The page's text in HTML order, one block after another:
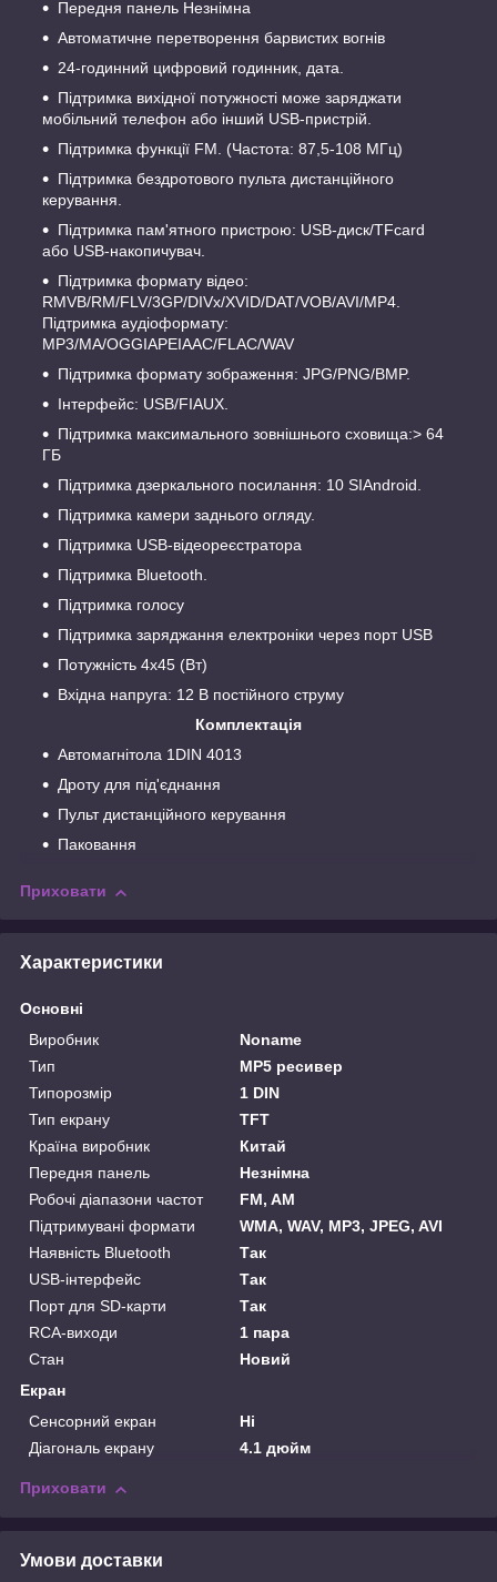
Передня панель Незнімна
Автоматичне перетворення барвистих вогнів
24-годинний цифровий годинник, дата.
Підтримка вихідної потужності може заряджати
мобільний телефон або інший USB-пристрій.
Підтримка функції FM. (Частота: 87,5-108 МГц)
Підтримка бездротового пульта дистанційного
керування.
Підтримка пам'ятного пристрою: USB-диск/TFcard
або USB-накопичувач.
Підтримка формату відео:
RMVB/RM/FLV/3GP/DIVx/XVID/DAT/VOB/AVI/MP4.
Підтримка аудіоформату:
MP3/MA/OGGIAPEIAAC/FLAC/WAV
Підтримка формату зображення: JPG/PNG/BMP.
Інтерфейс: USB/FIAUX.
Підтримка максимального зовнішнього сховища:> 64
ГБ
Підтримка дзеркального посилання: 10 SIAndroid.
Підтримка камери заднього огляду.
Підтримка USB-відеореєстратора
Підтримка Bluetooth.
Підтримка голосу
Підтримка заряджання електроніки через порт USB
Потужність 4х45 (Вт)
Вхідна напруга: 12 В постійного струму
Комплектація
Автомагнітола 1DIN 4013
Дроту для під'єднання
Пульт дистанційного керування
Паковання
Приховати
Характеристики
Основні
Виробник
Noname
Тип
MP5 ресивер
Типорозмір
1 DIN
Тип екрану
TFT
Країна виробник
Китай
Передня панель
Незнімна
Робочі діапазони частот
FM, AM
Підтримувані формати
WMA, WAV, MP3, JPEG, AVI
Наявність Bluetooth
Так
USB-інтерфейс
Так
Порт для SD-карти
Так
RCA-виходи
1 пара
Стан
Новий
Екран
Сенсорний екран
Ні
Діагональ екрану
4.1 дюйм
Приховати
Умови доставки